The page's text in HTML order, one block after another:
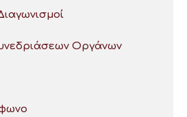
Οργάνων